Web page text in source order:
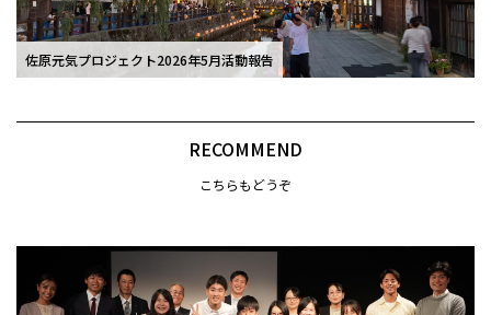
佐原元気プロジェクト2026年5月活動報告
RECOMMEND
こちらもどうぞ